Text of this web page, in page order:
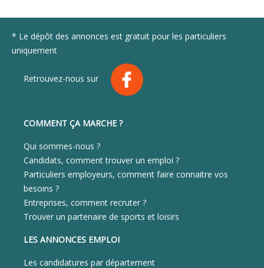
* Le dépôt des annonces est gratuit pour les particuliers
uniquement
Retrouvez-nous sur
COMMENT ÇA MARCHE ?
Qui sommes-nous ?
Candidats, comment trouver un emploi ?
Particuliers employeurs, comment faire connaitre vos
besoins ?
Entreprises, comment recruter ?
Trouver un partenaire de sports et loisirs
LES ANNONCES EMPLOI
Les candidatures par département